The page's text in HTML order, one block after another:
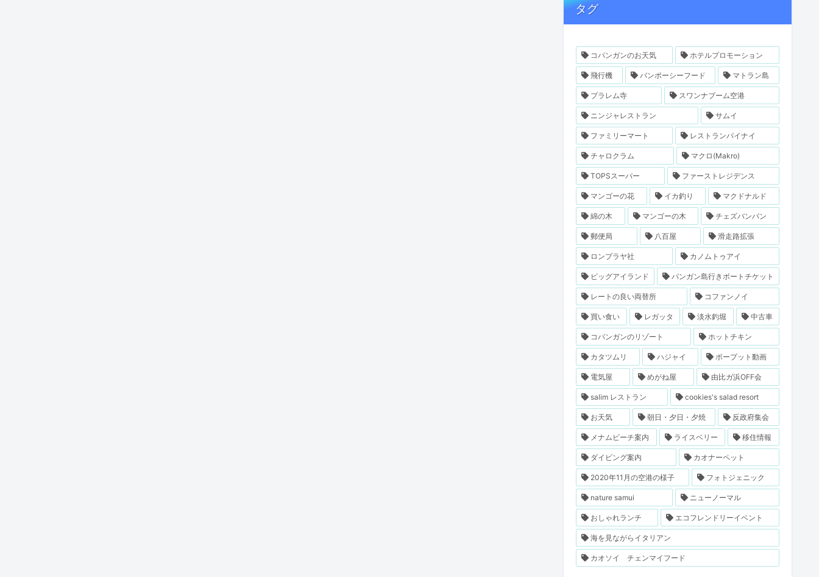
タグ
コパンガンのお天気 ホテルプロモーション
飛行機 バンポーシーフード マトラン島
プラレム寺 スワンナブーム空港
ニンジャレストラン サムイ
ファミリーマート レストランパイナイ
チャロクラム マクロ(Makro)
TOPSスーパー ファーストレジデンス
マンゴーの花 イカ釣り マクドナルド
綿の木 マンゴーの木 チェズバンバン
郵便局 八百屋 滑走路拡張
ロンプラヤ社 カノムトゥアイ
ピッグアイランド パンガン島行きボートチケット
レートの良い両替所 コファンノイ
買い食い レガッタ 淡水釣堀 中古車
コパンガンのリゾート ホットチキン
カタツムリ ハジャイ ボープット動画
電気屋 めがね屋 由比ガ浜OFF会
salim レストラン cookies's salad resort
お天気 朝日・夕日・夕焼 反政府集会
メナムビーチ案内 ライスベリー 移住情報
ダイビング案内 カオナーペット
2020年11月の空港の様子 フォトジェニック
nature samui ニューノーマル
おしゃれランチ エコフレンドリーイベント
海を見ながらイタリアン
カオソイ チェンマイフード